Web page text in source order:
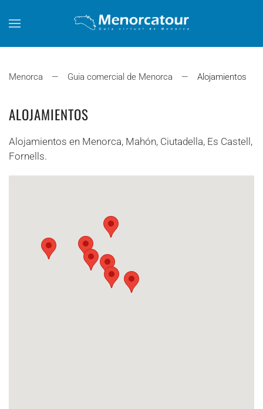
Skip to main content
Menorca Guia comercial de Menorca Alojamientos
ALOJAMIENTOS
Alojamientos en Menorca, Mahón, Ciutadella, Es Castell,
Fornells.